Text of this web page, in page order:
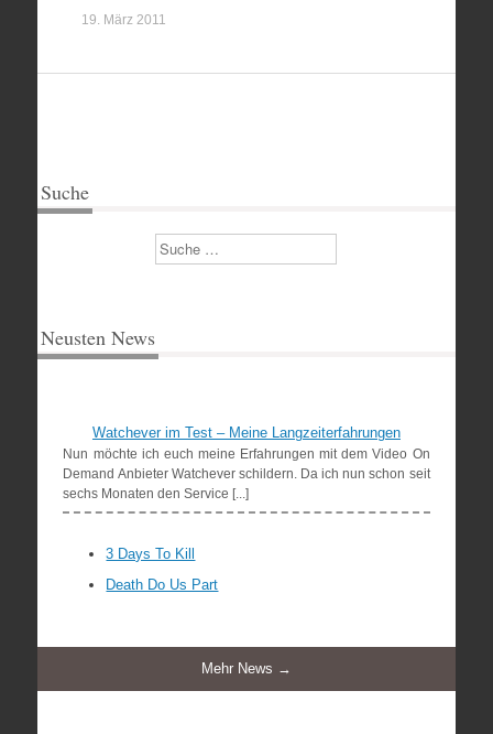
19. März 2011
Suche
Suchen
Neusten News
Watchever im Test – Meine Langzeiterfahrungen
Nun möchte ich euch meine Erfahrungen mit dem Video On
Demand Anbieter Watchever schildern. Da ich nun schon seit
sechs Monaten den Service [...]
3 Days To Kill
Death Do Us Part
Mehr News →